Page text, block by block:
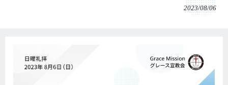
2023/08/06